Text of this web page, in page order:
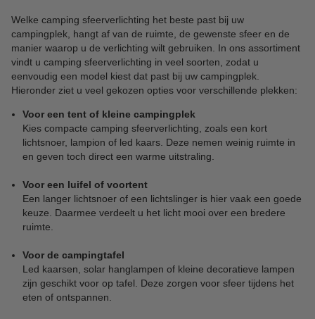
Welke camping sfeerverlichting het beste past bij uw
campingplek, hangt af van de ruimte, de gewenste sfeer en de
manier waarop u de verlichting wilt gebruiken. In ons assortiment
vindt u camping sfeerverlichting in veel soorten, zodat u
eenvoudig een model kiest dat past bij uw campingplek.
Hieronder ziet u veel gekozen opties voor verschillende plekken:
Voor een tent of kleine campingplek
Kies compacte camping sfeerverlichting, zoals een kort
lichtsnoer, lampion of led kaars. Deze nemen weinig ruimte in
en geven toch direct een warme uitstraling.
Voor een luifel of voortent
Een langer lichtsnoer of een lichtslinger is hier vaak een goede
keuze. Daarmee verdeelt u het licht mooi over een bredere
ruimte.
Voor de campingtafel
Led kaarsen, solar hanglampen of kleine decoratieve lampen
zijn geschikt voor op tafel. Deze zorgen voor sfeer tijdens het
eten of ontspannen.